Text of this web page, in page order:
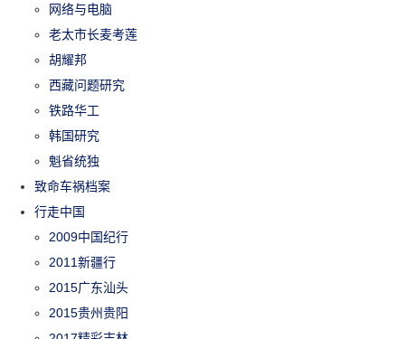
网络与电脑
老太市长麦考莲
胡耀邦
西藏问题研究
铁路华工
韩国研究
魁省统独
致命车祸档案
行走中国
2009中国纪行
2011新疆行
2015广东汕头
2015贵州贵阳